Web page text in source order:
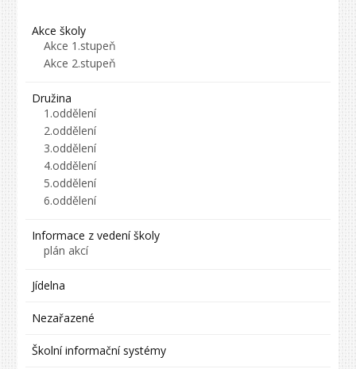
Akce školy
Akce 1.stupeň
Akce 2.stupeň
Družina
1.oddělení
2.oddělení
3.oddělení
4.oddělení
5.oddělení
6.oddělení
Informace z vedení školy
plán akcí
Jídelna
Nezařazené
Školní informační systémy